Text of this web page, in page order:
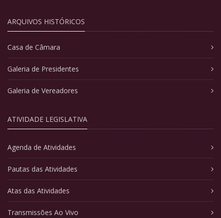
ARQUIVOS HISTÓRICOS
Casa de Câmara
Galeria de Presidentes
Galeria de Vereadores
ATIVIDADE LEGISLATIVA
Agenda de Atividades
Pautas das Atividades
Atas das Atividades
Transmissões Ao Vivo